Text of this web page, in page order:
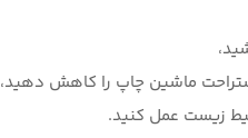
ماشین چاپ را کاهش دهید،
زیست عمل کنید.